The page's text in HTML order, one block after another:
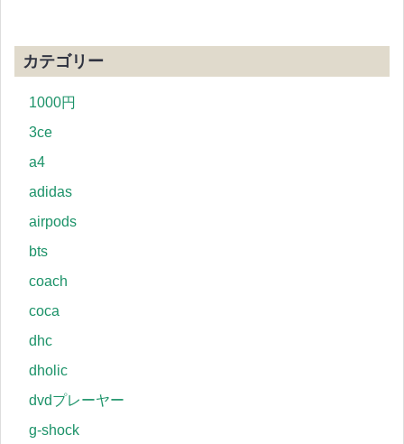
カテゴリー
1000円
3ce
a4
adidas
airpods
bts
coach
coca
dhc
dholic
dvdプレーヤー
g-shock